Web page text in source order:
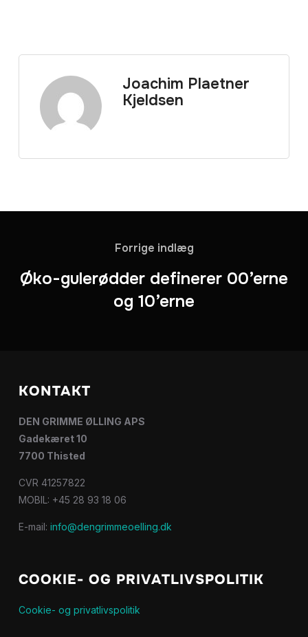
Joachim Plaetner
Kjeldsen
Forrige indlæg
Øko-gulerødder definerer 00’erne
og 10’erne
KONTAKT
DEN GRIMME ØLLING APS
Gadekæret 10
7700 Thisted
CVR 41257822
MOBIL: +45 28 93 18 06
E-mail: info@dengrimmeoelling.dk
COOKIE- OG PRIVATLIVSPOLITIK
Cookie- og privatlivspolitik